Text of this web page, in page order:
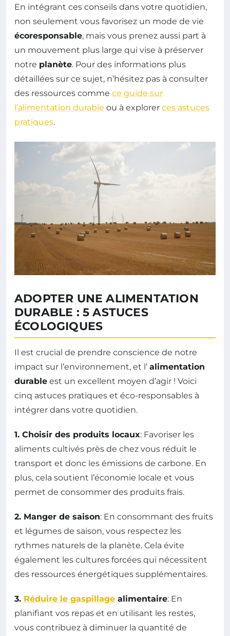
En intégrant ces conseils dans votre quotidien,
non seulement vous favorisez un mode de vie
écoresponsable, mais vous prenez aussi part à
un mouvement plus large qui vise à préserver
notre planète. Pour des informations plus
détaillées sur ce sujet, n’hésitez pas à consulter
des ressources comme ce guide sur
l’alimentation durable ou à explorer ces astuces
pratiques.
ADOPTER UNE ALIMENTATION
DURABLE : 5 ASTUCES
ÉCOLOGIQUES
Il est crucial de prendre conscience de notre
impact sur l’environnement, et l’ alimentation
durable est un excellent moyen d’agir ! Voici
cinq astuces pratiques et éco-responsables à
intégrer dans votre quotidien.
1. Choisir des produits locaux: Favoriser les
aliments cultivés près de chez vous réduit le
transport et donc les émissions de carbone. En
plus, cela soutient l’économie locale et vous
permet de consommer des produits frais.
2. Manger de saison: En consommant des fruits
et légumes de saison, vous respectez les
rythmes naturels de la planète. Cela évite
également les cultures forcées qui nécessitent
des ressources énergétiques supplémentaires.
3. Réduire le gaspillage alimentaire: En
planifiant vos repas et en utilisant les restes,
vous contribuez à diminuer la quantité de